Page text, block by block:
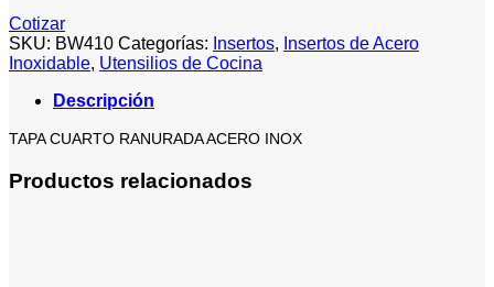
Cotizar
SKU: BW410 Categorías: Insertos, Insertos de Acero
Inoxidable, Utensilios de Cocina
Descripción
TAPA CUARTO RANURADA ACERO INOX
Productos relacionados